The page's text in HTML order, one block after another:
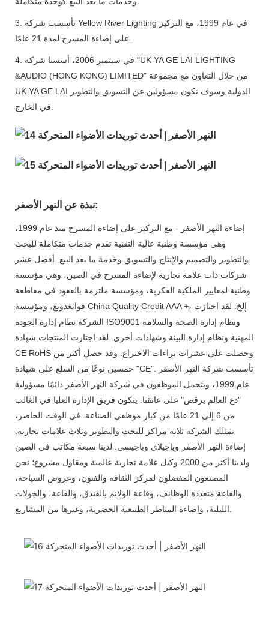
3. تأسست شركة Yellow River Lighting في عام 1999، مع التركيز
4. في سبتمبر 2006، أسسنا شركة "UK YA GE LAI LIGHTING
&AUDIO (HONG KONG) LIMITED" من خلال التعاون مع مجموعة
UK YA GE LAI الدولية وسوف نكون مسؤولين عن التسويق والتطوير
نبذة عن النهر الأصفر:
إضاءة النهر الأصفر - مع التركيز على إضاءة المسرح منذ عام 1999،
وهي مؤسسة وطنية عالية التقنية تقدم خدمات متكاملة للبحث
والتطوير والتصميم والإنتاج والتسويق وخدمة ما بعد البيع. أفضل عشر
شركات ذات علامة تجارية لإضاءة المسرح في الصين، وهي مؤسسة
وطنية لمعايير الملكية الفكرية، ومؤسسة ملتزمة بالعقود في مقاطعة
قوانغدونغ، ومؤسسة China Quality Credit AAA +، إلخ. لقد اجتازت
الشركة نظام إدارة الجودة ISO9001 ونظام إدارة الصحة والسلامة
المهنية ونظام إدارة البيئة وشهادات أخرى. لقد اجتازت المنتجات شهادة
CE RoHS وحصلت على عشرات براءات الاختراع. وقد حصل أكثر من
خمسين نوعًا من السلع على شهادة "CE". تأسست شركة النهر الأصفر
عام 1999، ويتحمل الموظفون في شركة النهر الأصفر دائمًا مسؤولية
"دع العالم يرقص" على عاتقنا. يتكون فريق الإدارة العليا في الغالب
من 6 إلى 21 عامًا من كبار موظفي الصناعة. في الوقت الحاضر،
تمتلك الشركة ثلاثة مراكز للبحث والتطوير وثلاث علامات تجارية:
إضاءة النهر الأصفر وياجيلاي وياجيسي. لدينا سبعة مكاتب في الصين
ولدينا أكثر من 2000 وكيل علامة تجارية عالمية ومقاول مشروع؛ نحن
المصنعون المفضلون لمركز الثقافة والفنون، وعروض السياحة،
والقاعة متعددة الوظائف، وقاعة الولائم بالفندق، والقاعة، والجولات